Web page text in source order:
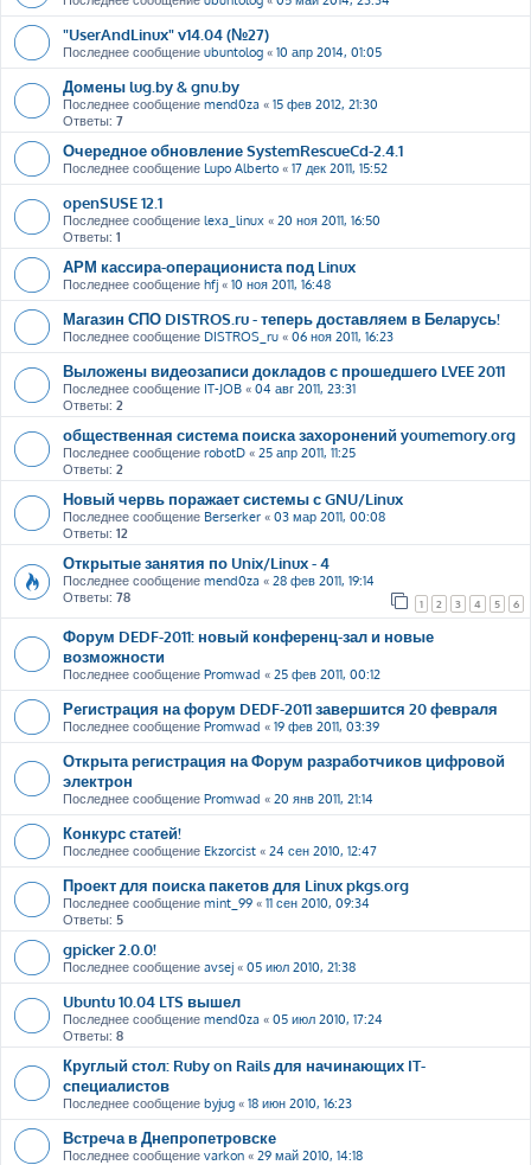
"UserAndLinux" v14.04 (№27)
Последнее сообщение ubuntolog « 10 апр 2014, 01:05
Домены lug.by & gnu.by
Последнее сообщение mend0za « 15 фев 2012, 21:30
Ответы: 7
Очередное обновление SystemRescueCd-2.4.1
Последнее сообщение Lupo Alberto « 17 дек 2011, 15:52
openSUSE 12.1
Последнее сообщение lexa_linux « 20 ноя 2011, 16:50
Ответы: 1
АРМ кассира-операциониста под Linux
Последнее сообщение hfj « 10 ноя 2011, 16:48
Магазин СПО DISTROS.ru - теперь доставляем в Беларусь!
Последнее сообщение DISTROS_ru « 06 ноя 2011, 16:23
Выложены видеозаписи докладов с прошедшего LVEE 2011
Последнее сообщение IT-JOB « 04 авг 2011, 23:31
Ответы: 2
общественная система поиска захоронений youmemory.org
Последнее сообщение robotD « 25 апр 2011, 11:25
Ответы: 2
Новый червь поражает системы с GNU/Linux
Последнее сообщение Berserker « 03 мар 2011, 00:08
Ответы: 12
Открытые занятия по Unix/Linux - 4
Последнее сообщение mend0za « 28 фев 2011, 19:14
Ответы: 78 1 2 3 4 5 6
Форум DEDF-2011: новый конференц-зал и новые
возможности
Последнее сообщение Promwad « 25 фев 2011, 00:12
Регистрация на форум DEDF-2011 завершится 20 февраля
Последнее сообщение Promwad « 19 фев 2011, 03:39
Открыта регистрация на Форум разработчиков цифровой
электрон
Последнее сообщение Promwad « 20 янв 2011, 21:14
Конкурс статей!
Последнее сообщение Ekzorcist « 24 сен 2010, 12:47
Проект для поиска пакетов для Linux pkgs.org
Последнее сообщение mint_99 « 11 сен 2010, 09:34
Ответы: 5
gpicker 2.0.0!
Последнее сообщение avsej « 05 июл 2010, 21:38
Ubuntu 10.04 LTS вышел
Последнее сообщение mend0za « 05 июл 2010, 17:24
Ответы: 8
Круглый стол: Ruby on Rails для начинающих IT-
специалистов
Последнее сообщение byjug « 18 июн 2010, 16:23
Встреча в Днепропетровске
Последнее сообщение varkon « 29 май 2010, 14:18